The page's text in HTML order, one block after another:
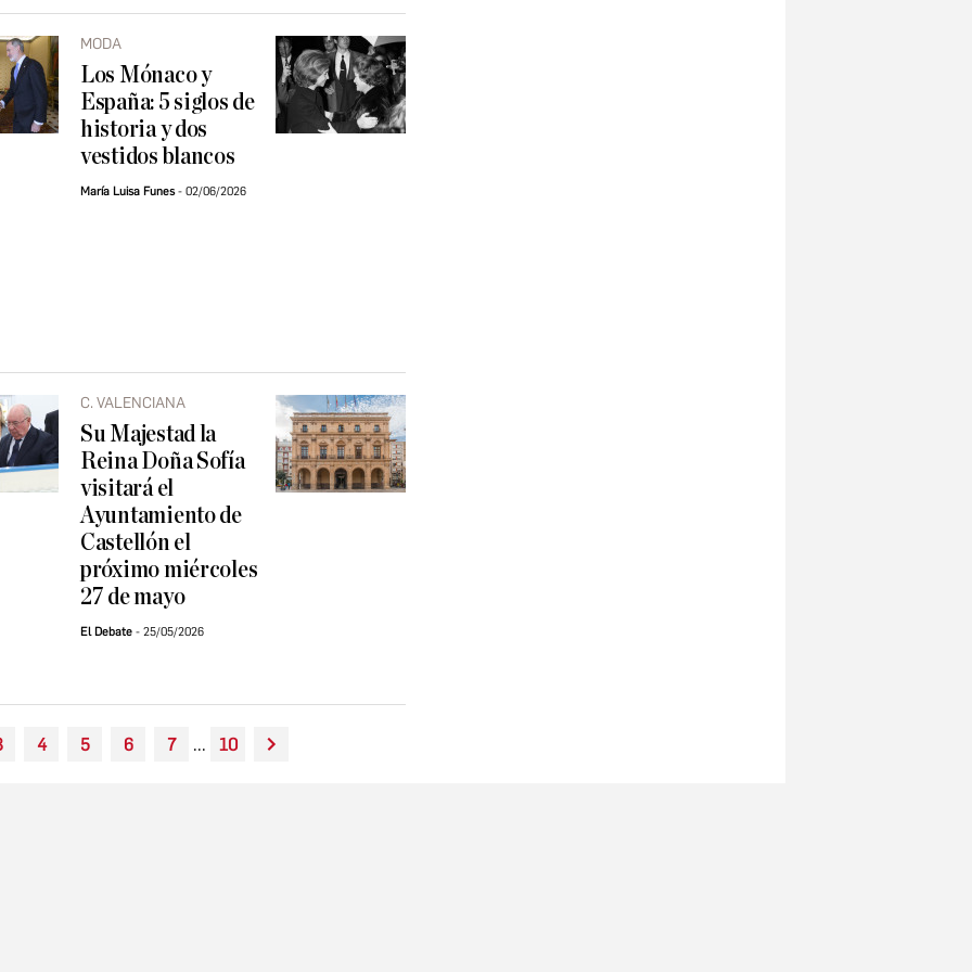
MODA
Los Mónaco y
España: 5 siglos de
historia y dos
vestidos blancos
María Luisa Funes 02/06/2026
C. VALENCIANA
Su Majestad la
Reina Doña Sofía
visitará el
Ayuntamiento de
Castellón el
próximo miércoles
27 de mayo
El Debate 25/05/2026
4 5 6 7 ... 10